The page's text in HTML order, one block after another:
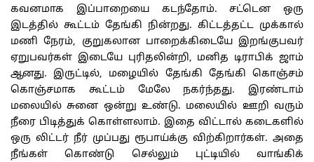
கவனமாக
இப்பாறையை கடந்தோம்.சட்டென
ஒரு
இடத்தில் கூட்டம் தேங்கி நின்றது. கிட்டத்தட்ட முக்கால்
மணி நேரம், குறுகலான பாறைக்கிடையே இறங்குபவர்
ஏறுபவர்கள் இடையே புரிதலின்றி, மனித டிராபிக் ஜாம்
ஆனது. இருட்டில், மழையில் தேங்கி தேங்கி கொஞ்சம்
கொஞ்சமாக
கூட்டம் மேலே நகர்ந்தது. இரண்டாம்
மலையில் சுனை ஒன்று உண்டு. மலையில் ஊறி வரும்
நீரை பிடித்துக் கொள்ளலாம். இதை விட்டால் கடைகளில்
ஒரு லிட்டர் நீர் முப்பது ரூபாய்க்கு விற்கிறார்கள். அதை
நீங்கள்
கொண்டு செல்லும் புட்டியில்
வாங்கிக்